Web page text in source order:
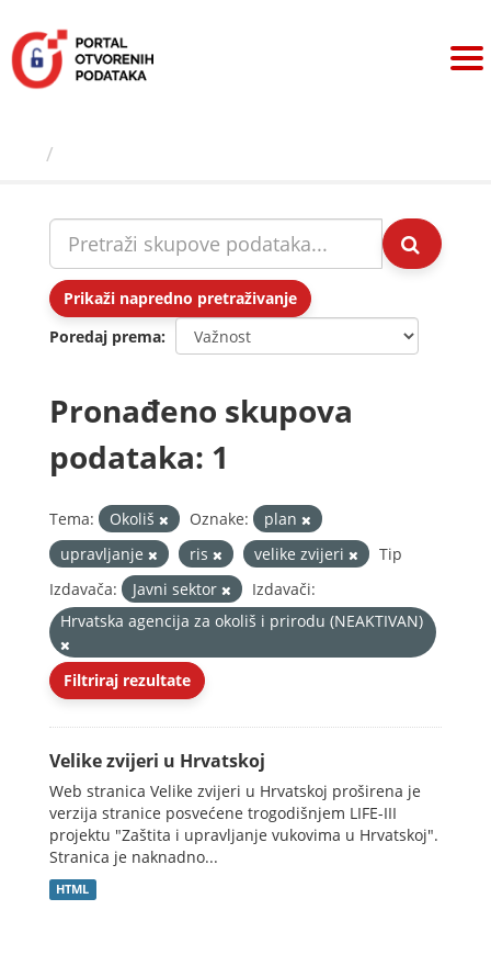
sadržaj
Prikaži napredno pretraživanje
Poredaj prema
Pronađeno skupova
podataka: 1
Tema: Okoliš Oznake:
plan
upravljanje
ris velike zvijeri
Tip
Izdavača:
Javni sektor
Izdavači:
Hrvatska agencija za okoliš i prirodu (NEAKTIVAN)
Filtriraj rezultate
Velike zvijeri u Hrvatskoj
Web stranica Velike zvijeri u Hrvatskoj proširena je
verzija stranice posvećene trogodišnjem LIFE-III
projektu "Zaštita i upravljanje vukovima u Hrvatskoj".
Stranica je naknadno...
HTML